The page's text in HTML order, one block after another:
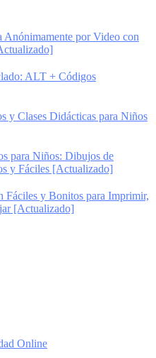
Anónimamente por Video con
ALT + Códigos
y Clases Didácticas para Niños
para Niños: Dibujos de
y Fáciles [Actualizado]
Fáciles y Bonitos para Imprimir,
[Actualizado]
Online